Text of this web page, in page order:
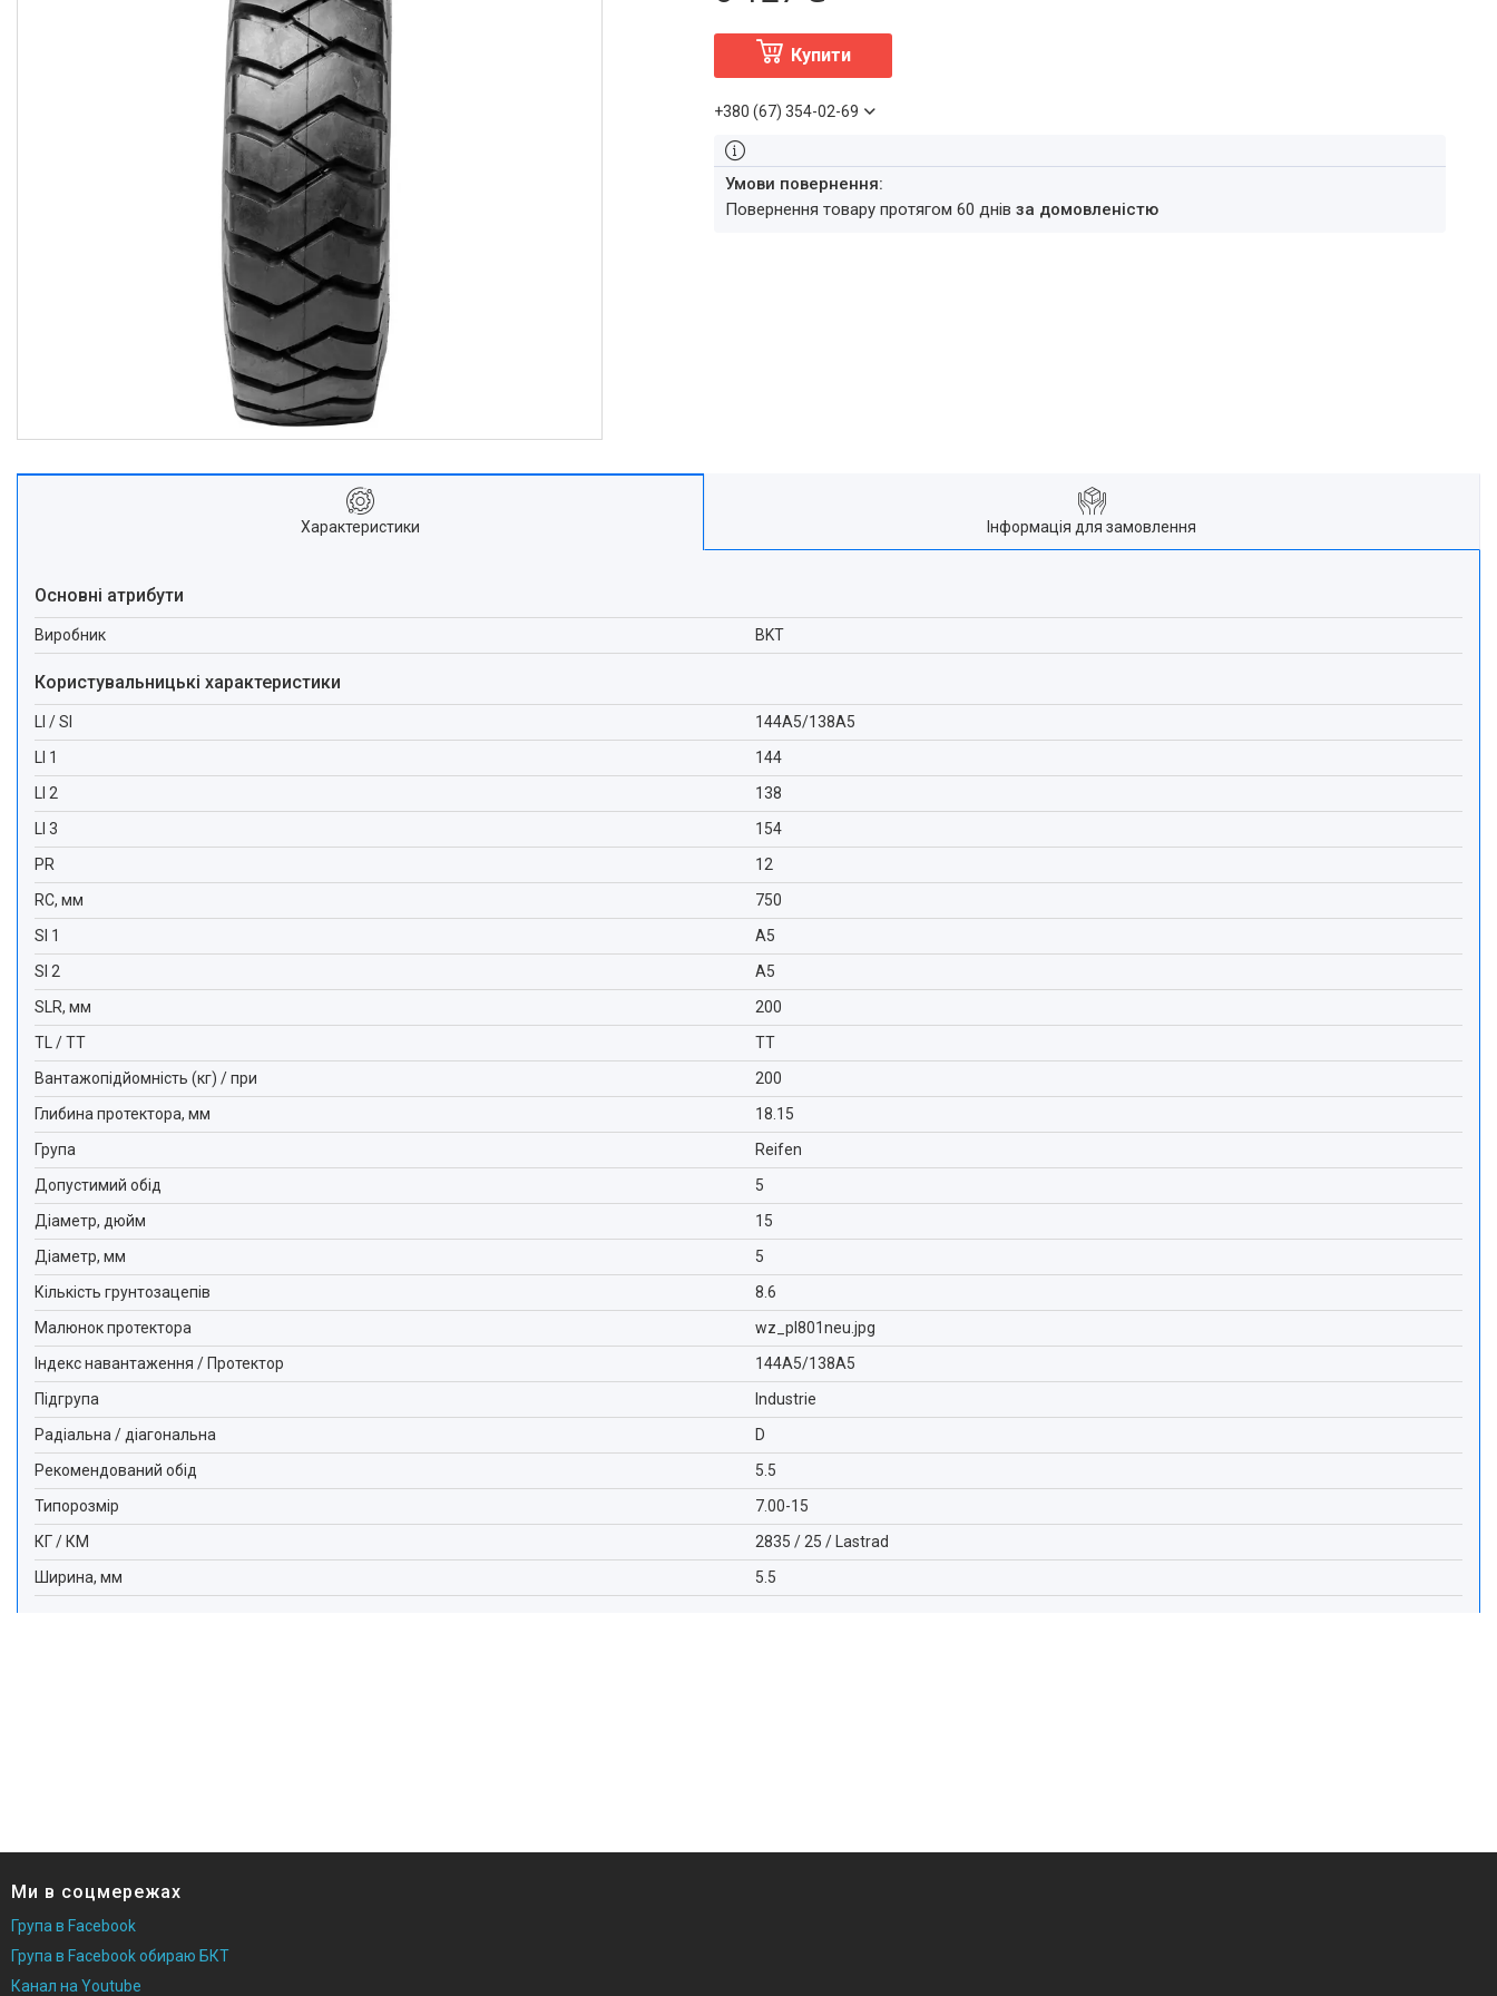
Купити
+380 (67) 354-02-69
повернення товару протягом 60 днівза домовленістю
Характеристики Інформація для замовлення
Основні атрибути
Виробник BKT
Користувальницькі характеристики
LI / SI
144A5/138A5
LI 1
144
LI 2
138
LI 3
154
PR
12
RC, мм
750
SI 1
A5
SI 2
A5
SLR, мм
200
TL / TT
TT
Вантажопідйомність (кг) / при
200
Глибина протектора, мм
18.15
Група
Reifen
Допустимий обід
5
Діаметр, дюйм
15
Діаметр, мм
5
Кількість грунтозацепів
8.6
Малюнок протектора
wz_pl801neu.jpg
Індекс навантаження / Протектор
144A5/138A5
Підгрупа
Industrie
Радіальна / діагональна
D
Рекомендований обід
5.5
Типорозмір
7.00-15
КГ / КМ
2835 / 25 / Lastrad
Ширина, мм
5.5
Ми в соцмережах
Група в Facebook
Група в Facebook обираю БКТ
Канал на Youtube